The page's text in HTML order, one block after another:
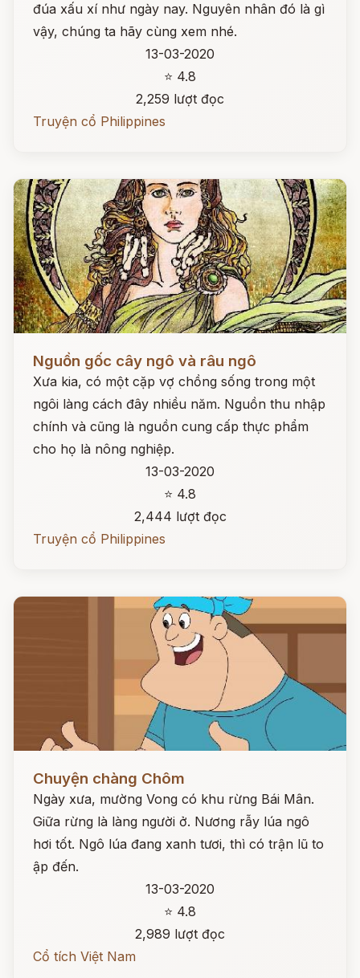
đúa xấu xí như ngày nay. Nguyên nhân đó là gì
vậy, chúng ta hãy cùng xem nhé.
13-03-2020
⭐ 4.8
2,259 lượt đọc
Truyện cổ Philippines
Đọc ngay
Nguồn gốc cây ngô và râu ngô
Xưa kia, có một cặp vợ chồng sống trong một
ngôi làng cách đây nhiều năm. Nguồn thu nhập
chính và cũng là nguồn cung cấp thực phẩm
cho họ là nông nghiệp.
13-03-2020
⭐ 4.8
2,444 lượt đọc
Truyện cổ Philippines
Chuyện chàng Chôm
Ngày xưa, mường Vong có khu rừng Bái Mân.
Giữa rừng là làng người ở. Nương rẫy lúa ngô
hơi tốt. Ngô lúa đang xanh tươi, thì có trận lũ to
ập đến.
13-03-2020
⭐ 4.8
2,989 lượt đọc
Cổ tích Việt Nam